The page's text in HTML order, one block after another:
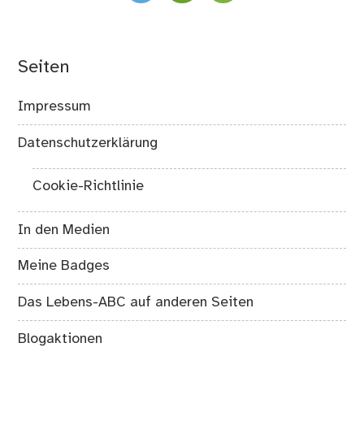
Seiten
Impressum
Datenschutzerklärung
Cookie-Richtlinie
In den Medien
Meine Badges
Das Lebens-ABC auf anderen Seiten
Blogaktionen